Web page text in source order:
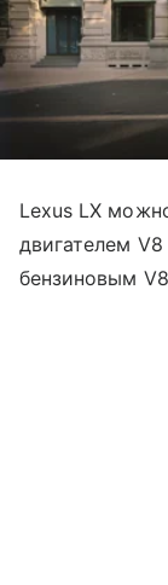
Lexus LX
двигателем
бензиновым